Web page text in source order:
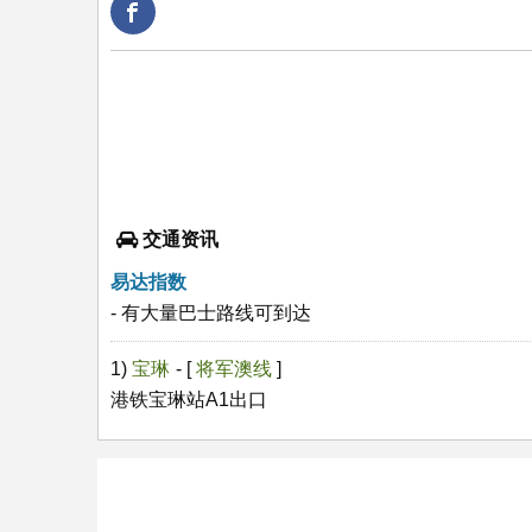
交通资讯
易达指数
- 有大量巴士路线可到达
1) 宝琳 - [将军澳线 ]
港铁宝琳站A1出口